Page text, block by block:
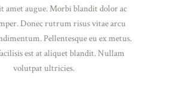
amet augue. Morbi blandit dolor ac
Donec rutrum risus vitae arcu
Pellentesque eu ex metus.
est at aliquet blandit. Nullam
volutpat ultricies.